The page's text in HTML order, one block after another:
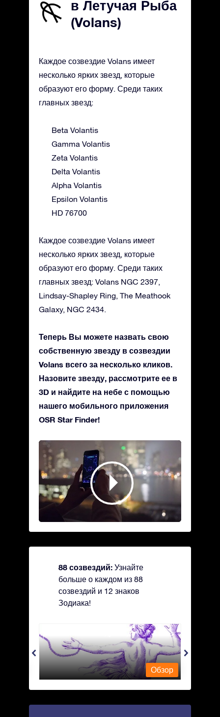
в Летучая Рыба
(Volans)
Каждое созвездие Volans имеет
несколько ярких звезд, которые
образуют его форму. Среди таких
главных звезд:
Beta Volantis
Gamma Volantis
Zeta Volantis
Delta Volantis
Alpha Volantis
Epsilon Volantis
HD 76700
Каждое созвездие Volans имеет
несколько ярких звезд, которые
образуют его форму. Среди таких
главных звезд: Volans NGC 2397,
Lindsay-Shapley Ring, The Meathook
Galaxy, NGC 2434.
Теперь Вы можете назвать свою
собственную звезду в созвездии
Volans всего за несколько кликов.
Назовите звезду, рассмотрите ее в
3D и найдите на небе с помощью
нашего мобильного приложения
OSR Star Finder!
88 созвездий: Узнайте
больше о каждом из 88
созвездий и 12 знаков
Зодиака!
Andromeda - Андромеда
Обзор